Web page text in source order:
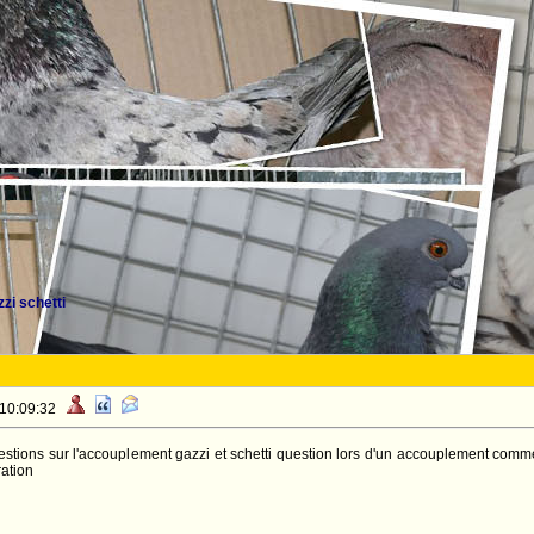
schetti
sur l'accouplement gazzi et schetti question lors d'un accouplement